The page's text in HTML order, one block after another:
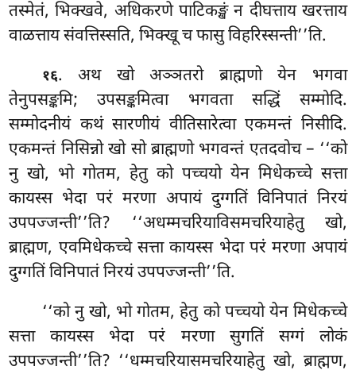
तस्मेतं, भिक्खवे, अधिकरणे पाटिकङ्खं न दीघत्ताय खरत्ताय
वाळत्ताय संवत्तिस्सति, भिक्खू च फासु विहरिस्सन्ती’’ति.
१६. अथ खो अञ्ञतरो ब्राह्मणो येन भगवा
तेनुपसङ्कमि; उपसङ्कमित्वा भगवता सद्धिं सम्मोदि.
सम्मोदनीयं कथं सारणीयं वीतिसारेत्वा एकमन्तं निसीदि.
एकमन्तं निसिन्नो खो सो ब्राह्मणो भगवन्तं एतदवोच – ‘‘को
नु खो, भो गोतम, हेतु को पच्चयो येन मिधेकच्चे सत्ता
कायस्स भेदा परं मरणा अपायं दुग्गतिं विनिपातं निरयं
उपपज्जन्ती’’ति? ‘‘अधम्मचरियाविसमचरियाहेतु खो,
ब्राह्मण, एवमिधेकच्चे सत्ता कायस्स भेदा परं मरणा अपायं
दुग्गतिं विनिपातं निरयं उपपज्जन्ती’’ति.
‘‘को नु खो, भो गोतम, हेतु को पच्चयो येन मिधेकच्चे
सत्ता कायस्स भेदा परं मरणा सुगतिं सग्गं लोकं
उपपज्जन्ती’’ति? ‘‘धम्मचरियासमचरियाहेतु खो, ब्राह्मण,